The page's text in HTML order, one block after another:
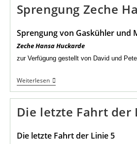
Mengede
Sprengung Zeche
Sprengung von Gaskühler und
Zeche Hansa Huckarde
zur Verfügung gestellt von David und
WeiterlesenSprengung
Zeche
Die letzte Fahrt der
Die letzte Fahrt der Linie 5